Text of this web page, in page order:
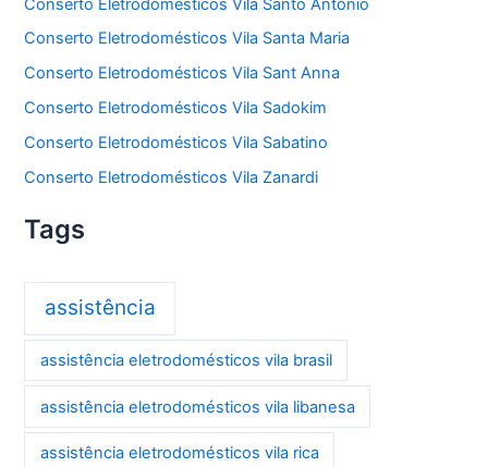
Conserto Eletrodomésticos Vila Santa Maria
Conserto Eletrodomésticos Vila Sant Anna
Conserto Eletrodomésticos Vila Sadokim
Conserto Eletrodomésticos Vila Sabatino
Conserto Eletrodomésticos Vila Zanardi
Tags
assistência
assistência eletrodomésticos vila brasil
assistência eletrodomésticos vila libanesa
assistência eletrodomésticos vila rica